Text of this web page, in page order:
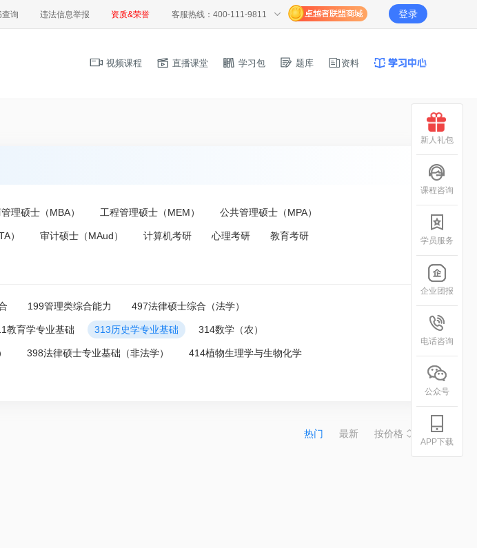
询 违法信息举报 资质&荣誉 客服热线：400-111-9811 登录
视频课程 直播课堂 学习包 题库 资料
理硕士（MBA） 工程管理硕士（MEM） 公共管理硕士（MPA）
） 审计硕士（MAud） 计算机考研 心理考研 教育考研
199管理类综合能力 497法律硕士综合（法学）
教育学专业基础 313历史学专业基础 314数学（农）
398法律硕士专业基础（非法学） 414植物生理学与生物化学
热门 最新 按价格
新人礼包
课程咨询
学员服务
企业团报
电话咨询
公众号
APP下载